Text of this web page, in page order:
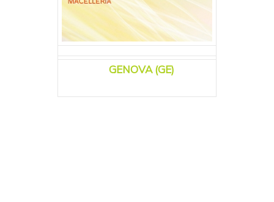
GENOVA (GE)